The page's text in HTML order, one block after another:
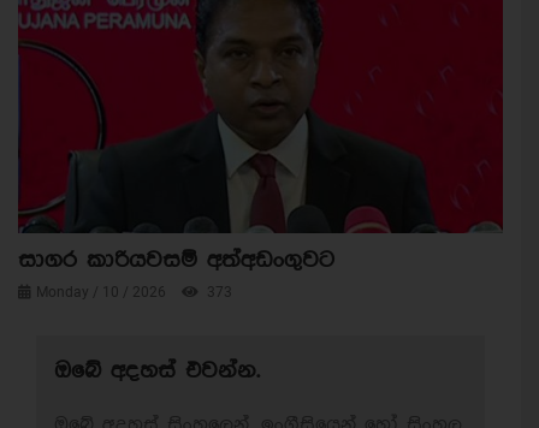
සාගර කාරියවසම් අත්අඩංගුවට
Monday / 10 / 2026 373
ඔබේ අදහස් එවන්න.